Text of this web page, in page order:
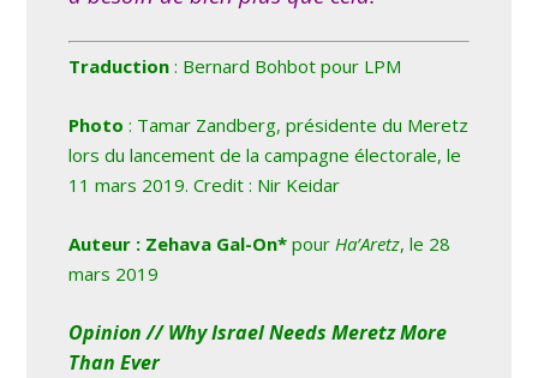
Traduction : Bernard Bohbot pour LPM
Photo : Tamar Zandberg, présidente du Meretz
lors du lancement de la campagne électorale, le
11 mars 2019. Credit : Nir Keidar
Auteur : Zehava Gal-On* pourHa’Aretz, le 28
mars 2019
Opinion //Why Israel Needs Meretz More
Than Ever